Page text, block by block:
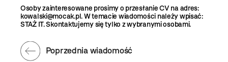
Osoby zainteresowane prosimy o przesłanie CV na adres:
kowalski@mocak.pl. W temacie wiadomości należy wpisać:
STAŻ IT. Skontaktujemy się tylko z wybranymi osobami.
Poprzednia wiadomość